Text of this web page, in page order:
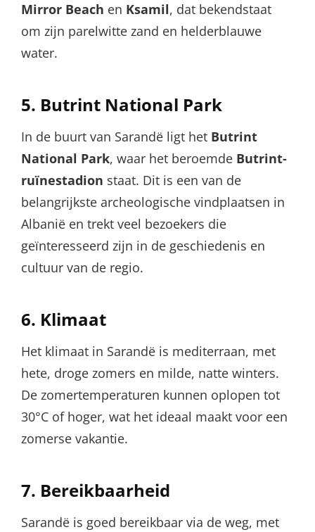
Mirror Beach en Ksamil, dat bekendstaat
om zijn parelwitte zand en helderblauwe
water.
5. Butrint National Park
In de buurt van Sarandë ligt het Butrint
National Park, waar het beroemde Butrint-
ruïnestadion staat. Dit is een van de
belangrijkste archeologische vindplaatsen in
Albanië en trekt veel bezoekers die
geïnteresseerd zijn in de geschiedenis en
cultuur van de regio.
6. Klimaat
Het klimaat in Sarandë is mediterraan, met
hete, droge zomers en milde, natte winters.
De zomertemperaturen kunnen oplopen tot
30°C of hoger, wat het ideaal maakt voor een
zomerse vakantie.
7. Bereikbaarheid
Sarandë is goed bereikbaar via de weg, met